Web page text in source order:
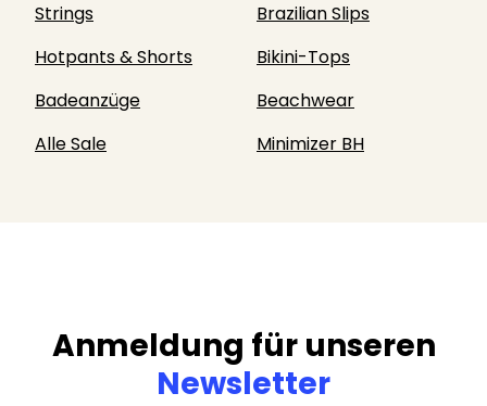
Strings
Brazilian Slips
Hotpants & Shorts
Bikini-Tops
Badeanzüge
Beachwear
Alle Sale
Minimizer BH
Anmeldung für unseren
Newsletter